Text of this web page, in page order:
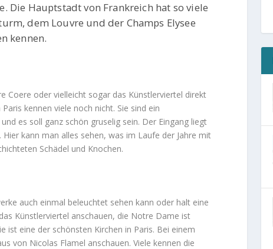
Die Hauptstadt von Frankreich hat so viele
dem Louvre und der Champs Elysee
kennen.
Coere oder vielleicht sogar das Künstlerviertel direkt
kennen viele noch nicht. Sie sind ein
es soll ganz schön gruselig sein. Der Eingang liegt
kann man alles sehen, was im Laufe der Jahre mit
Schädel und Knochen.
auch einmal beleuchtet sehen kann oder halt eine
Künstlerviertel anschauen, die Notre Dame ist
ist eine der schönsten Kirchen in Paris. Bei einem
von Nicolas Flamel anschauen. Viele kennen die